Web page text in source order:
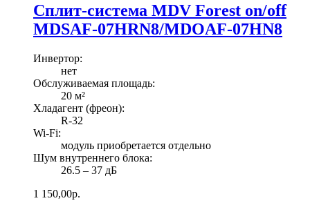
Сплит-система MDV Forest on/off
MDSAF-07HRN8/MDOAF-07HN8
Инвертор:
нет
Обслуживаемая площадь:
20 м²
Хладагент (фреон):
R-32
Wi-Fi:
модуль приобретается отдельно
Шум внутреннего блока:
26.5 ‒ 37 дБ
1 150,00р.